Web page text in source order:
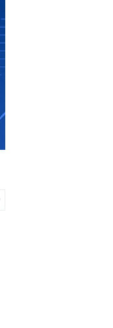
Chào ngày mới 4/8/2026